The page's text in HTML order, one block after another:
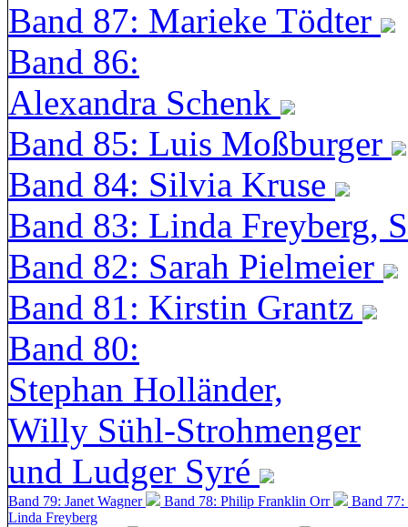
Band 87: Marieke Tödter
Band 86:
Alexandra Schenk
Band 85: Luis Moßburger
Band 84: Silvia Kruse
Band 83: Linda Freyberg,
Band 82: Sarah Pielmeier
Band 81: Kirstin Grantz
Band 80:
Stephan Holländer,
Willy Sühl-Strohmenger
und Ludger Syré
Band 79: Janet Wagner Band 78: Philip Franklin Orr
Band
Linda Freyberg